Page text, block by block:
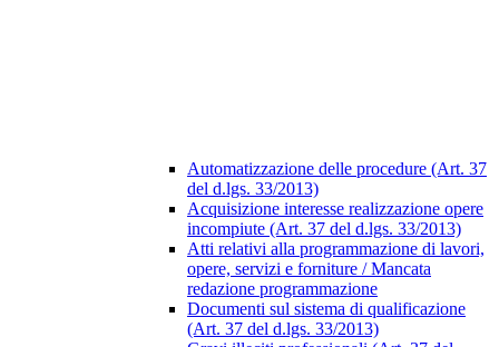
Automatizzazione delle procedure (Art. 37
del d.lgs. 33/2013)
Acquisizione interesse realizzazione opere
incompiute (Art. 37 del d.lgs. 33/2013)
Atti relativi alla programmazione di lavori,
opere, servizi e forniture / Mancata
redazione programmazione
Documenti sul sistema di qualificazione
(Art. 37 del d.lgs. 33/2013)